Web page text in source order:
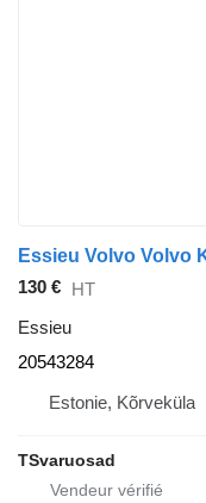
130 € HT
Essieu
20543284
Estonie, Kõrveküla
TSvaruosad